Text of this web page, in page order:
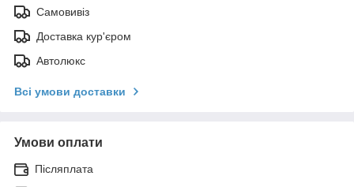
Самовивіз
Доставка кур'єром
Автолюкс
Всі умови доставки
Умови оплати
Післяплата